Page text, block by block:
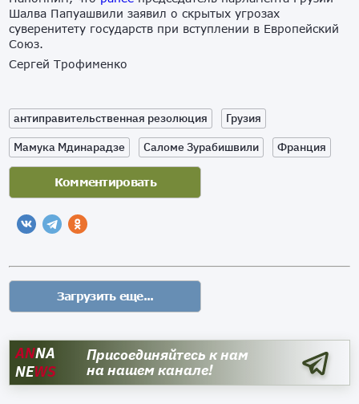
Шалва Папуашвили заявил о скрытых угрозах
суверенитету государств при вступлении в Европейский
Союз.
Сергей Трофименко
антиправительственная резолюция
Грузия
Мамука Мдинарадзе
Саломе Зурабишвили Франция
ANNA
NEWS
Присоединяйтесь к нам
на нашем канале!